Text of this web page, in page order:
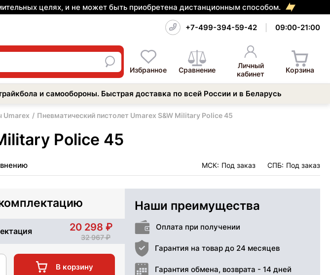
целях, и не может быть приобретена дистанционным способом.
+7-499-394-59-42 09:00-21:00
Избранное Сравнение
Личный
кабинет
Корзина
и самообороны. Быстрая доставка по всей России и в Беларусь
Umarex Пневматический пистолет Umarex S&W Military Police 45
Police 45
МСК: Под заказ СПБ: Под заказ
20 298
32 967
В корзину
Наши преимущества
Оплата при получении
Гарантия на товар до 24 месяцев
Гарантия обмена, возврата - 14 дней